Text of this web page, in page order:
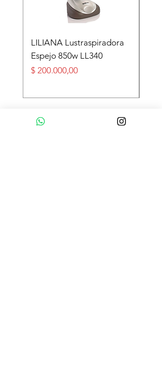
LILIANA Lustraspiradora
Espejo 850w LL340
Precio
$ 200.000,00